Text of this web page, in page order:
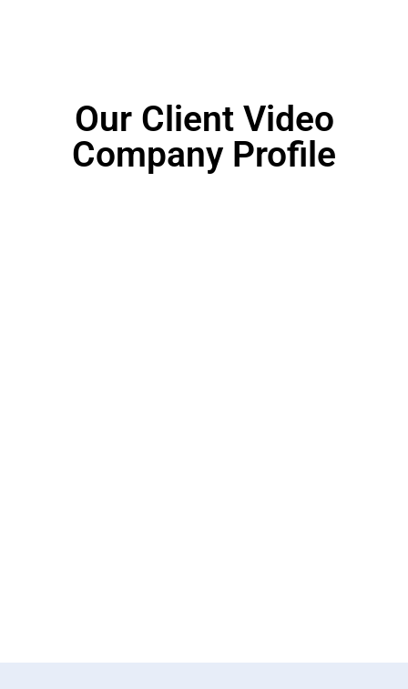
Our Client Video
Company Profile